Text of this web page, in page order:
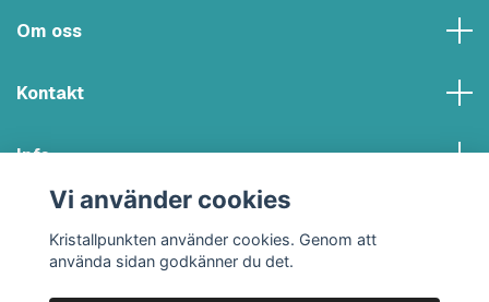
Om oss
Kontakt
Info
Vi använder cookies
Kristallpunkten använder cookies. Genom att
använda sidan godkänner du det.